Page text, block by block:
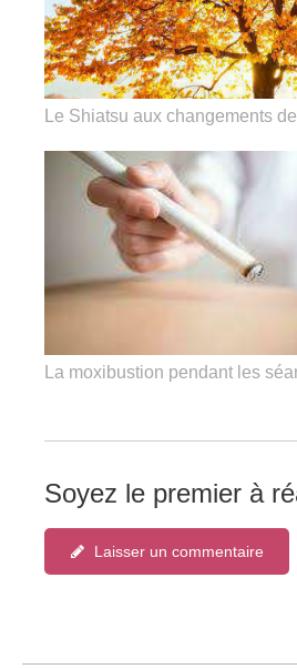
Le Shiatsu aux changements
La moxibustion pendant les
Soyez le premier à
Laisser un commentaire